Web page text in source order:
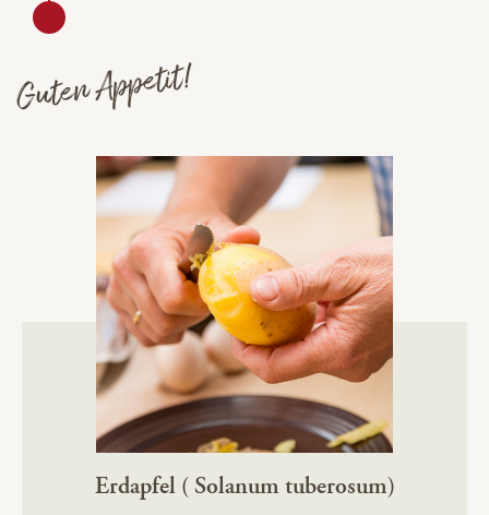
Guten Appetit!
Erdapfel ( Solanum tuberosum)